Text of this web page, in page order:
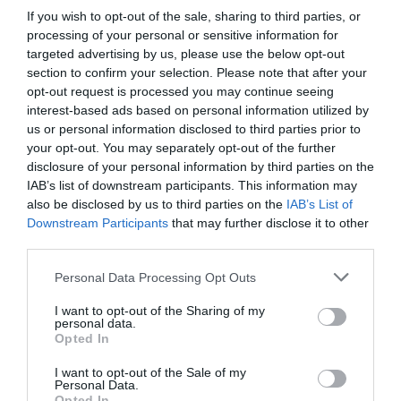
If you wish to opt-out of the sale, sharing to third parties, or
processing of your personal or sensitive information for
targeted advertising by us, please use the below opt-out
section to confirm your selection. Please note that after your
opt-out request is processed you may continue seeing
interest-based ads based on personal information utilized by
us or personal information disclosed to third parties prior to
your opt-out. You may separately opt-out of the further
disclosure of your personal information by third parties on the
IAB’s list of downstream participants. This information may
also be disclosed by us to third parties on the IAB’s List of
Downstream Participants that may further disclose it to other
Please note that this website/app uses one or more Google
not limited to your visit or usage behaviour. You may click to
grant or deny consent to Google and its third-party tags to
use your data for below specified purposes in below Google
consent section.
Personal Data Processing Opt Outs
I want to opt-out of the Sharing of my
personal data.
Opted In
I want to opt-out of the Sale of my
Personal Data.
hibáztatja mindenért, és kritizálja minden ponton, akkor
kezdj el gyanakodni. Talán ez az ember egy nőt sem
értékel, és még kevésbé tisztel, így Téged sem fog. Csak
képzeld el, hogy egyszer talán pont Te leszel a felesége,
akiről így beszél majd az aktuális szeretője előtt. Tényleg
azt szeretnéd?
Legyen saját életed!
Semmiképpen se dobd el a barátaidat és a terveidet egy
ilyen viszony kedvéért. Ne legyél minden pillanatban
ugrásra kész, ha épp eszébe jutsz. Sőt! Nyugodtan
randizhatsz is mellette.
szeretője mellett, míg a férfi csak szórakozik. Ha Te is
ilyen helyzetbe kerültél, a partnered pedig láthatóan nem
akar elválni, akkor miért ne érezhetnéd Te is jól magad,
valaki mással. Ez nem lehet hűtlenség, hiszen ő is házas,
ráadásul gyengül majd a kötődésed és